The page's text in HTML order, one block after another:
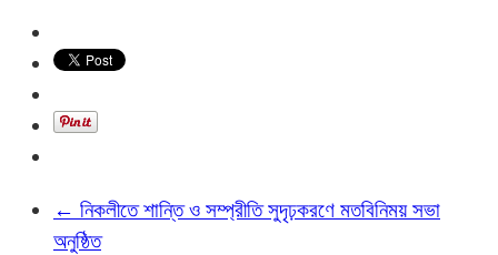
← নিকলীতে শান্তি ও সম্প্রীতি সুদৃঢ়করণে মতবিনিময় সভা
অনুষ্ঠিত